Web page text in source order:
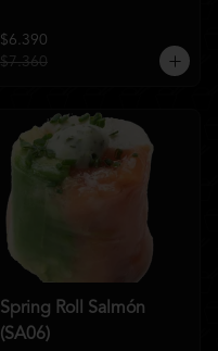
$6.390
$7.360
Spring Roll Salmón
(SA06)